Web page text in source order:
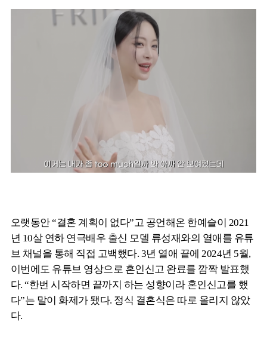
오랫동안 “결혼 계획이 없다”고 공언해온 한예슬이 2021
년 10살 연하 연극배우 출신 모델 류성재와의 열애를 유튜
브 채널을 통해 직접 고백했다. 3년 열애 끝에 2024년 5월,
이번에도 유튜브 영상으로 혼인신고 완료를 깜짝 발표했
다. “한번 시작하면 끝까지 하는 성향이라 혼인신고를 했
다”는 말이 화제가 됐다. 정식 결혼식은 따로 올리지 않았
다.